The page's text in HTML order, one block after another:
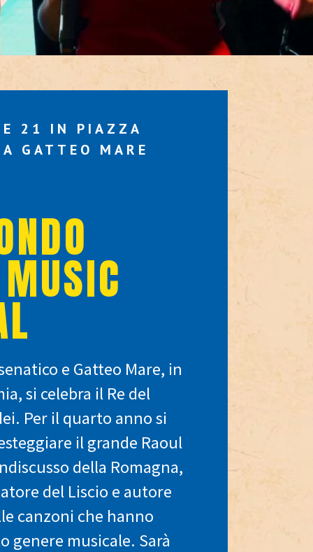
21 IN PIAZZA
GATTEO MARE
e Gatteo Mare, in
si celebra il Re del
Per il quarto anno si
il grande Raoul
della Romagna,
del Liscio e autore
canzoni che hanno
genere musicale. Sarà